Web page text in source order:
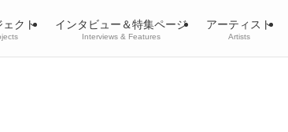
ェクト インタビュー＆特集ページ
Interviews & Features
アーティスト
Artists